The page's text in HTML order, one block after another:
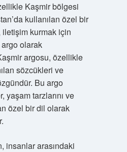
Kaşmir bölgesi
kullanılan özel bir
kurmak için
olarak
argosu, özellikle
sözcükleri ve
Bu argo
yaşam tarzlarını ve
özel bir dil olarak
insanlar arasındaki